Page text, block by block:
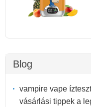
Blog
vampire vape
vásárlási tippek a